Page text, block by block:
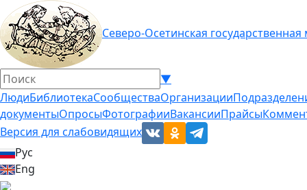
Северо-Осетинская
▼
ЛюдиБиблиотекаСообществаОрганизации
документыОпросыФотографииВакансииПрайсы
Версия для слабовидящих
Рус
Eng